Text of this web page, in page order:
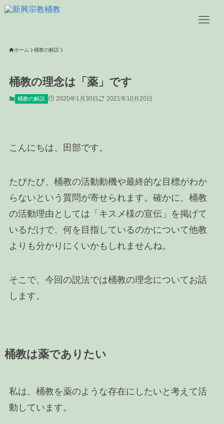
ホーム 桶教の解説
桶教の理念は「薬」です
桶教の解説 2020年1月30日 2021年10月20日
こんにちは、田部です。
たびたび、桶教の活動動機や最終的な目標がわか
らないという質問が寄せられます。確かに、桶教
の活動理由としては「キスメ様の宣伝」を掲げて
いるだけで、何を目指しているのかについて他教
よりも分かりにくいかもしれませんね。
そこで、今回の説法では桶教の理念についてお話
します。
桶教は薬でありたい
私は、桶教を薬のような存在にしたいと考えて活
動しています。